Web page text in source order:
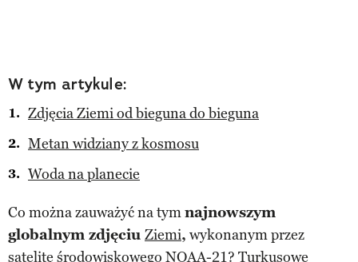
W tym artykule:
Zdjęcia Ziemi od bieguna do bieguna
Metan widziany z kosmosu
Woda na planecie
Co można zauważyć na tymnajnowszym
globalnym zdjęciu Ziemi, wykonanym przez
satelitę środowiskowego NOAA-21? Turkusowe